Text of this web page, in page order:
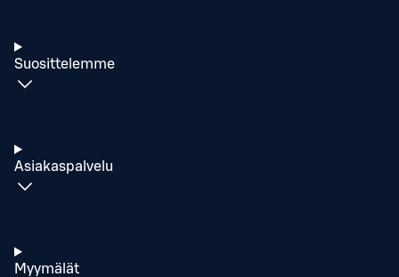
Suosittelemme
Asiakaspalvelu
Myymälät